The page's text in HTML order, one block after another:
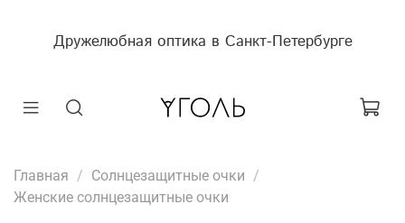
Дружелюбная оптика в Санкт-Петербурге
Главная
Солнцезащитные очки
Женские солнцезащитные очки